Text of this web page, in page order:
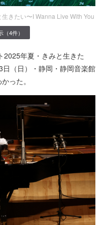
きたい〜I Wanna Live With You
4件）
2025年夏・きみと生きた
（日）・静岡・静岡音楽館
った。